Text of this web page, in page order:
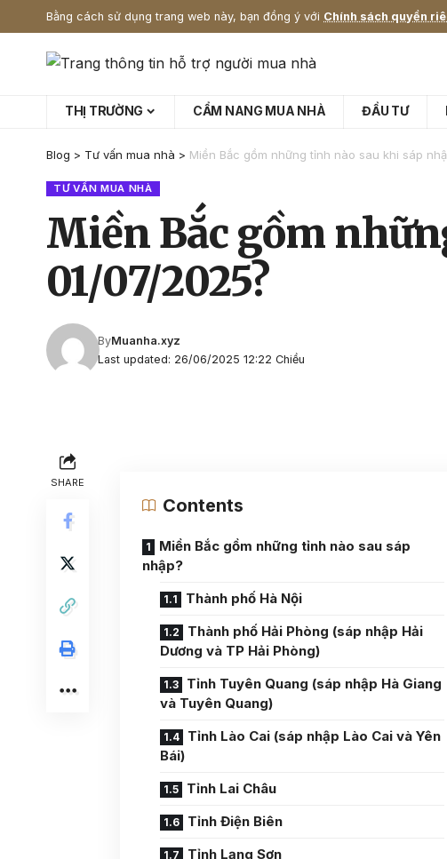
Bằng cách sử dụng trang web này, bạn đồng ý với Chính sách quyền
THỊ TRƯỜNG CẨM NANG MUA NHÀ ĐẦU TƯ
Blog > Tư vấn mua nhà > Miền Bắc gồm những tỉnh nào sau khi sáp
TƯ VẤN MUA NHÀ
Miền Bắc gồm
01/07/2025?
Last updated: 26/06/2025 12:22 Chiều
ByMuanha.xyz
SHARE
Contents
Miền Bắc gồm những tỉnh nào sau sáp
nhập?
Thành phố Hà Nội
Thành phố Hải Phòng (sáp nhập Hải
Dương và TP Hải Phòng)
Tỉnh Tuyên Quang (sáp nhập Hà Giang
và Tuyên Quang)
Tỉnh Lào Cai (sáp nhập Lào Cai và Yên
Bái)
Tỉnh Lai Châu
Tỉnh Điện Biên
Tỉnh Lạng Sơn